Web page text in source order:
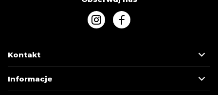
Kontakt
Informacje